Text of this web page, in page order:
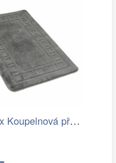
Kvalitex Koupelnová předložka Rám šedá,…